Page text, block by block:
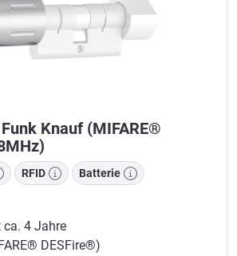
Knauf (MIFARE®
RFID Batterie
ca. 4 Jahre
DESFire®)